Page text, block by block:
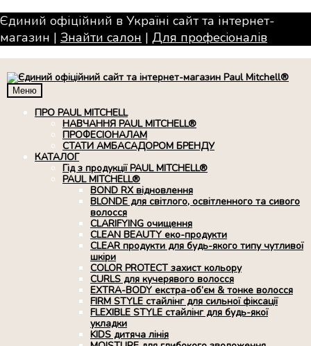
Єдиний офіційний в Україні сайт та інтернет-
магазин | Знайти салон | Для професiоналiв
Меню
ПРО PAUL MITCHELL
НАВЧАННЯ PAUL MITCHELL®
ПРОФЕСІОНАЛАМ
СТАТИ АМБАСАДОРОМ БРЕНДУ
КАТАЛОГ
Гід з продукції PAUL MITCHELL®
PAUL MITCHELL®
BOND RX вiдновлення
BLONDE для світлого, освітленного та сивого
волосся
CLARIFYING очищення
CLEAN BEAUTY еко-продукти
CLEAR продукти для будь-якого типу чутливої
шкіри
COLOR PROTECT захист кольору
CURLS для кучерявого волосся
EXTRA-BODY екстра-об’єм & тонке волосся
FIRM STYLE стайлінг для сильної фіксації
FLEXIBLE STYLE стайлінг для будь-якої
укладки
KIDS дитяча лінія